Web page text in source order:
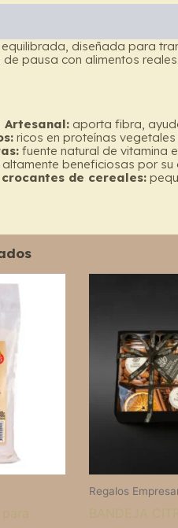
equilibrada, diseñada para
pausa con alimentos
Artesanal:aporta fibra,
ricos en proteínas
fuente natural de vitamina
beneficiosas por
de cereales:
Regalos